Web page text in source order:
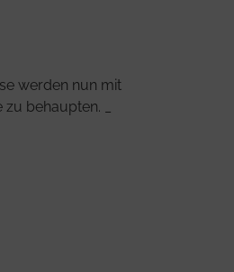
werden nun mit
behaupten. _